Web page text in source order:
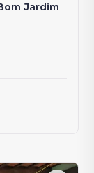
Jardim